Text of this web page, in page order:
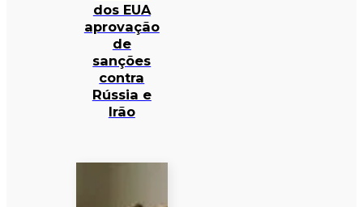
dos EUA
aprovação
de
sanções
contra
Rússia e
Irão